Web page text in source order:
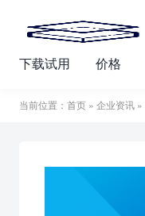
下载试用 价格
当前位置： 首页 » 企业资讯 »